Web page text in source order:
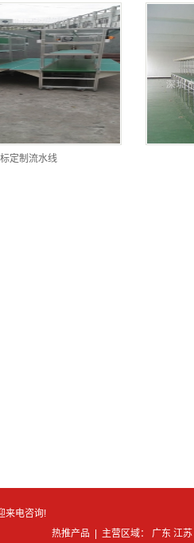
定制流水线
来电咨询!
热推产品 | 主营区域： 广东 江苏